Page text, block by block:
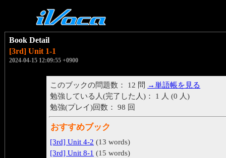
Book Detail
[3rd] Unit 1-1
2024-04-15 12:09:55 +0900
このブックの問題数： 12 問 →単語帳を見る
勉強している人(完了した人)： 1 人 (0 人)
勉強(プレイ)回数： 98 回
おすすめブック
[3rd] Unit 4-2 (13 words)
[3rd] Unit 8-1 (15 words)